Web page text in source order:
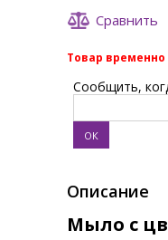
Сравнить
Товар временно
Сообщить,
Описание
Мыло с